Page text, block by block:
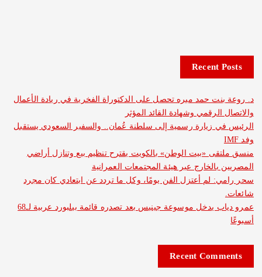
Recent
حمد ميره تحصل على الدكتوراة الفخرية في ريادة الأعمال
وشهادة القائد المؤثر
زيارة رسمية إلى سلطنة عُمان.. والسفير السعودي يستقبل
«بيت الوطن» بالكويت يقترح تنظيم بيع وتنازل أراضي
عبر هيئة المجتمعات العمرانية
لم أعتزل الفن يومًا، وكل ما تردد عن ابتعادي كان مجرد
عمرو دياب يدخل موسوعة جينيس بعد تصدره قائمة بيلبورد عربية لـ68
Recent